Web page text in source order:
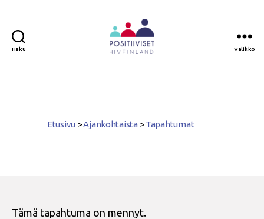
Haku Valikko
Etusivu >Ajankohtaista >Tapahtumat
Tämä tapahtuma on mennyt.